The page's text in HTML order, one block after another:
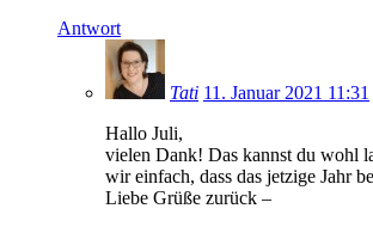
Antwort
Tati 11. Januar 2021 11:31
Hallo Juli,
vielen Dank! Das kannst du wohl
wir einfach, dass das jetzige Jahr
Liebe Grüße zurück –